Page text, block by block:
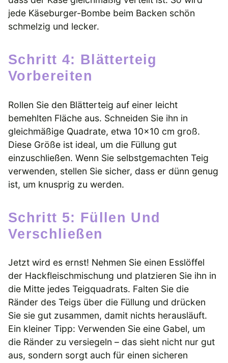
jede Käseburger-Bombe beim Backen schön
schmelzig und lecker.
Schritt 4: Blätterteig
Vorbereiten
Rollen Sie den Blätterteig auf einer leicht
bemehlten Fläche aus. Schneiden Sie ihn in
gleichmäßige Quadrate, etwa 10×10 cm groß.
Diese Größe ist ideal, um die Füllung gut
einzuschließen. Wenn Sie selbstgemachten Teig
verwenden, stellen Sie sicher, dass er dünn genug
ist, um knusprig zu werden.
Schritt 5: Füllen Und
Verschließen
Jetzt wird es ernst! Nehmen Sie einen Esslöffel
der Hackfleischmischung und platzieren Sie ihn in
die Mitte jedes Teigquadrats. Falten Sie die
Ränder des Teigs über die Füllung und drücken
Sie sie gut zusammen, damit nichts herausläuft.
Ein kleiner Tipp: Verwenden Sie eine Gabel, um
die Ränder zu versiegeln – das sieht nicht nur gut
aus, sondern sorgt auch für einen sicheren